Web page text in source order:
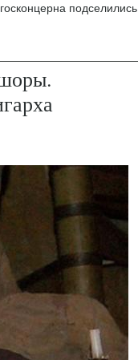
подселились